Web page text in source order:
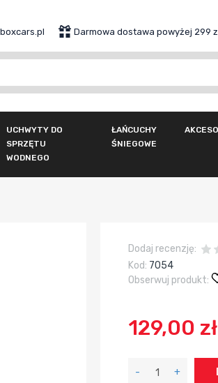
Darmowa dostawa powyżej 299
UCHWYTY DO
SPRZĘTU
WODNEGO
ŁAŃCUCHY
ŚNIEGOWE
Dodaj recenzję:
Kod: 7054
Obserwuj produkt:
129,00 zł
- +